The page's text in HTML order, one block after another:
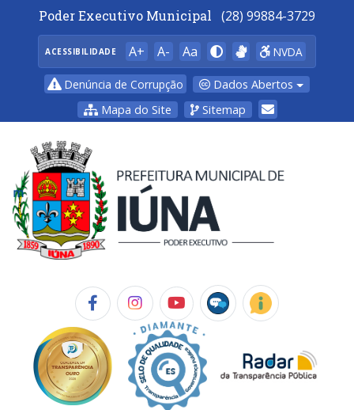
Poder Executivo Municipal (28) 99884-3729
ACESSIBILIDADE A+ A- Aa NVDA
Denúncia de Corrupção
Dados Abertos
Mapa do Site
Sitemap